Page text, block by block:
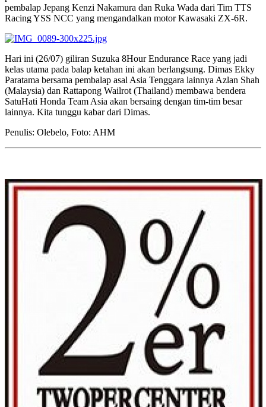
pembalap Jepang Kenzi Nakamura dan Ruka Wada dari Tim TTS
Racing YSS NCC yang mengandalkan motor Kawasaki ZX-6R.
Hari ini (26/07) giliran Suzuka 8Hour Endurance Race yang jadi
kelas utama pada balap ketahan ini akan berlangsung. Dimas Ekky
Paratama bersama pembalap asal Asia Tenggara lainnya Azlan Shah
(Malaysia) dan Rattapong Wailrot (Thailand) membawa bendera
SatuHati Honda Team Asia akan bersaing dengan tim-tim besar
lainnya. Kita tunggu kabar dari Dimas.
Penulis: Olebelo, Foto: AHM